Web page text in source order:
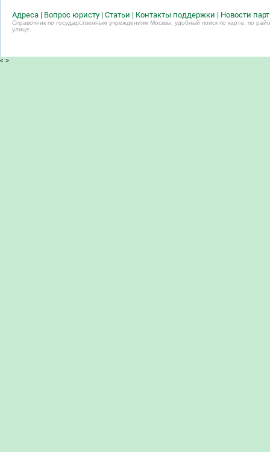
Адреса | Вопрос юристу | Статьи | Контакты поддержки | Новости
Справочник по государственным учреждениям Москвы, удобный поиск по карте, по
улице.
< >